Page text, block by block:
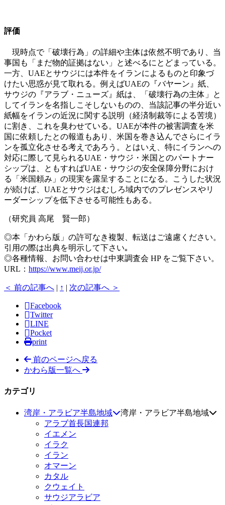
評価
現時点で「破壊行為」の詳細や主体は依然不明であり、当
事国も「まだ物的証拠はない」と述べるにとどまっている。
一方、UAEとサウジには本件をイランによるものと印象づ
けたい思惑が見て取れる。例えばUAEの『バヤーン』紙、
サウジの『アラブ・ニューズ』紙は、「破壊行為の主体」と
してイランを名指しこそしないものの、当該記事の半分近い
紙幅をイランの近況に関する説明（経済制裁等による苦境）
に割き、これを臭わせている。UAEが本件の被害調査を米
国に依頼したとの報道もあり、米国を巻き込んでさらにイラ
ンを孤立化させる考えであろう。とはいえ、特にイランへの
対応に際して見られるUAE・サウジ・米国とのパートナー
シップは、ともすればUAE・サウジの安全保障分野におけ
る「米国頼み」の現実を露呈することになる。こうした状況
が続けば、UAEとサウジはむしろ域内でのプレゼンスやリ
ーダーシップを低下させる可能性もある。
（研究員 高尾 賢一郎）
◎本「かわら版」の許可なき複製、転送はご遠慮ください。
引用の際は出典を明示して下さい｡
◎各種情報、お問い合わせは中東調査会 HP をご覧下さい。
URL： https://www.meij.or.jp/
＜ 前の記事へ | ↑ | 次の記事へ ＞
Facebook
Twitter
LINE
Pocket
print
前のページへ戻る
かわら版一覧へ
カテゴリ
湾岸・アラビア半島地域
湾岸・アラビア半島地域
アラブ首長国連邦
イエメン
イラク
イラン
オマーン
カタル
クウェイト
サウジアラビア